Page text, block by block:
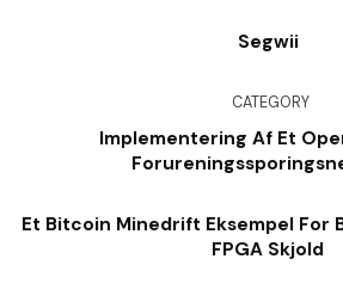
Segwii
CATEGORY
Implementering Af Et
Et Bitcoin Minedrift Eksempel For
FPGA Skjold